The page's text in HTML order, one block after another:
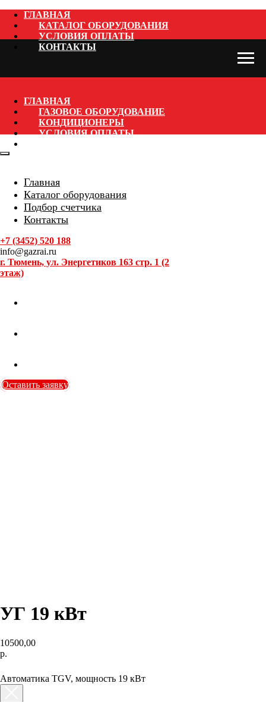
ГЛАВНАЯ
КАТАЛОГ ОБОРУДОВАНИЯ
УСЛОВИЯ ОПЛАТЫ
КОНТАКТЫ
ГЛАВНАЯ
ГАЗОВОЕ ОБОРУДОВАНИЕ
КОНДИЦИОНЕРЫ
УСЛОВИЯ ОПЛАТЫ
Главная
Каталог оборудования
Подбор счетчика
Контакты
+7 (3452) 520 188
info@gazrai.ru
г. Тюмень, ул. Энергетиков 163 стр. 1 (2
этаж)
Оставить заявку
УГ 19 кВт
10500,00
р.
Автоматика TGV, мощность 19 кВт